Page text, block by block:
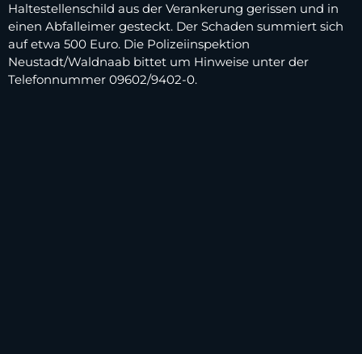
Haltestellenschild aus der Verankerung gerissen und in
einen Abfalleimer gesteckt. Der Schaden summiert sich
auf etwa 500 Euro. Die Polizeiinspektion
Neustadt/Waldnaab bittet um Hinweise unter der
Telefonnummer 09602/9402-0.